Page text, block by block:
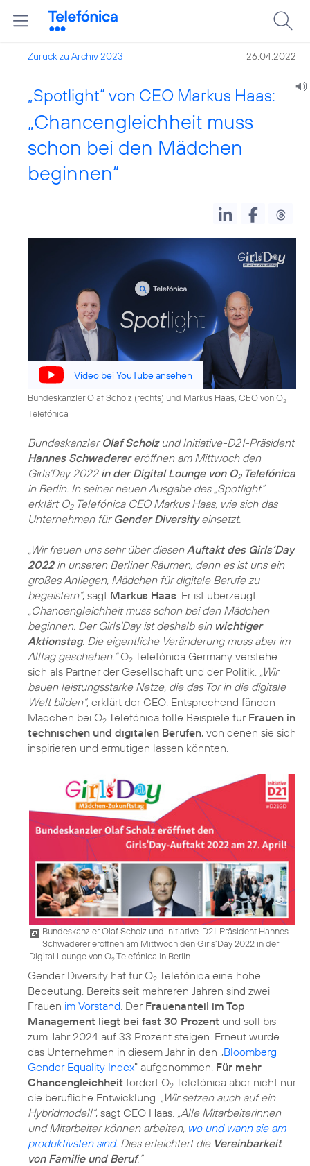
Zurück zu Archiv 2023 26.04.2022
„Spotlight“ von CEO Markus Haas:
„Chancengleichheit muss
schon bei den Mädchen
beginnen“
Video bei YouTube ansehen
Bundeskanzler Olaf Scholz (rechts) und Markus Haas, CEO von O2
Telefónica
Bundeskanzler Olaf Scholzund Initiative-D21-Präsident
Hannes Schwaderereröffnen am Mittwoch den
Girls‘Day 2022 in der Digital Lounge von O2Telefónica
in Berlin. In seiner neuen Ausgabe des „Spotlight“
erklärt O2Telefónica CEO Markus Haas, wie sich das
Unternehmen für Gender Diversityeinsetzt.
„Wir freuen uns sehr über diesenAuftakt des Girls‘Day
2022in unseren Berliner Räumen, denn es ist uns ein
großes Anliegen, Mädchen für digitale Berufe zu
begeistern“, sagt Markus Haas. Er ist überzeugt:
„Chancengleichheit muss schon bei den Mädchen
beginnen. Der Girls‘Day ist deshalb ein wichtiger
Aktionstag. Die eigentliche Veränderung muss aber im
Alltag geschehen.“O2 Telefónica Germany verstehe
sich als Partner der Gesellschaft und der Politik. „Wir
bauen leistungsstarke Netze, die das Tor in die digitale
Welt bilden“, erklärt der CEO. Entsprechend fänden
Mädchen bei O2 Telefónica tolle Beispiele für Frauen in
technischen und digitalen Berufen, von denen sie sich
inspirieren und ermutigen lassen könnten.
Bundeskanzler Olaf Scholz und Initiative-D21-Präsident Hannes
Schwaderer eröffnen am Mittwoch den Girls‘Day 2022 in der
Digital Lounge von O2Telefónica in Berlin.
Gender Diversity hat für O2 Telefónica eine hohe
Bedeutung. Bereits seit mehreren Jahren sind zwei
Frauen im Vorstand . Der Frauenanteil im Top
Management liegt bei fast 30 Prozent und soll bis
zum Jahr 2024 auf 33 Prozent steigen. Erneut wurde
das Unternehmen in diesem Jahr in den „Bloomberg
Gender Equality Index" aufgenommen. Für mehr
Chancengleichheit fördert O2 Telefónica aber nicht nur
die berufliche Entwicklung.
„Wir setzen auch auf ein
Hybridmodell“, sagt CEO Haas.
„Alle Mitarbeiterinnen
und Mitarbeiter können arbeiten, wo und wann sie am
produktivsten sind. Dies erleichtert die Vereinbarkeit
von Familie und Beruf.“